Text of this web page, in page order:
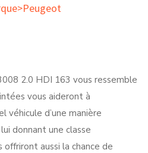
2.0 HDI 163 vous ressemble
vous aideront à
véhicule d’une manière
donnant une classe
offriront aussi la chance de